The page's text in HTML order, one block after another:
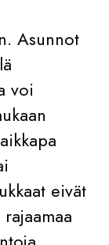
Asunnot
voi
eivät